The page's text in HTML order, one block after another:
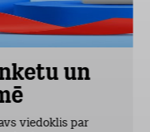
un
viedoklis par